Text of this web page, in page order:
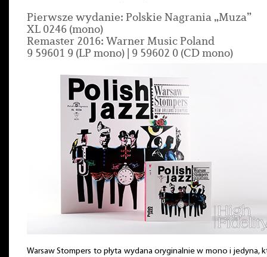
Pierwsze wydanie: Polskie Nagrania „Muza”
XL 0246 (mono)
Remaster 2016: Warner Music Poland
9 59601 9 (LP mono) | 9 59602 0 (CD mono)
Warsaw Stompers to płyta wydana oryginalnie w mono i jedyna,